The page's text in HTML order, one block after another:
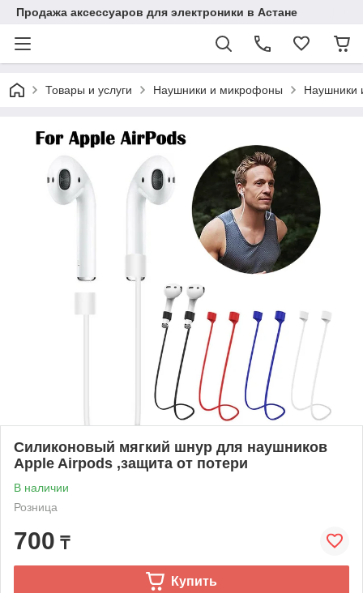
Продажа аксессуаров для электроники в Астане
Товары и услуги Наушники и микрофоны Наушники
Силиконовый мягкий шнур для наушников
Apple Airpods ,защита от потери
В наличии
Розница
700 ₸
Купить